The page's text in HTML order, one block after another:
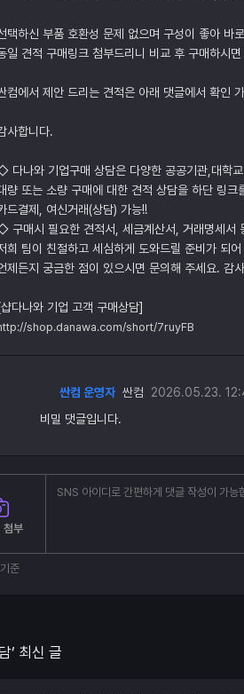
택하신 부품 호환성 문제 없으며 구성이 좋아 바
일 견적 구매링크 첨부드리니 비교 후 구매하시
컴에서 제안 드리는 견적은 아래 댓글에서 확인
사합니다.
다나와 기업구매 상담은 다양한 공공기관,대학
량 또는 소량 구매에 대한 견적 상담을 하단 링크
드결제, 여신거래(상담) 가능!!
구매시 필요한 견적서, 세금계산서, 거래명세서
희 팀이 친절하고 세심하게 도와드릴 준비가 되어
제든지 궁금한 점이 있으시면 문의해 주세요. 감
다나와 기업 고객 구매상담]
shop.danawa.com/short/7ruyFB
싼컴 운영자 싼컴
2026.05.23.
비밀 댓글입니다.
첨부
준
’ 최신 글